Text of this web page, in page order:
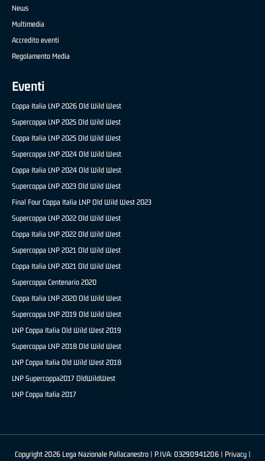
News
Multimedia
Accredito eventi
Regolamento Media
Eventi
Coppa Italia LNP 2026 Old Wild West
Supercoppa LNP 2025 Old Wild West
Coppa Italia LNP 2025 Old Wild West
Supercoppa LNP 2024 Old Wild West
Coppa Italia LNP 2024 Old Wild West
Supercoppa LNP 2023 Old Wild West
Final Four Coppa Italia LNP Old Wild West 2023
Supercoppa LNP 2022 Old Wild West
Coppa Italia LNP 2022 Old Wild West
Supercoppa LNP 2021 Old Wild West
Coppa Italia LNP 2021 Old Wild West
Supercoppa Centenario 2020
Coppa Italia LNP 2020 Old Wild West
Supercoppa LNP 2019 Old Wild West
LNP Coppa Italia Old Wild West 2019
Supercoppa LNP 2018 Old Wild West
LNP Coppa Italia Old Wild West 2018
LNP Supercoppa2017 OldWildWest
LNP Coppa Italia 2017
Copyright 2026 Lega Nazionale Pallacanestro | P.IVA: 03290941206 | Privacy|